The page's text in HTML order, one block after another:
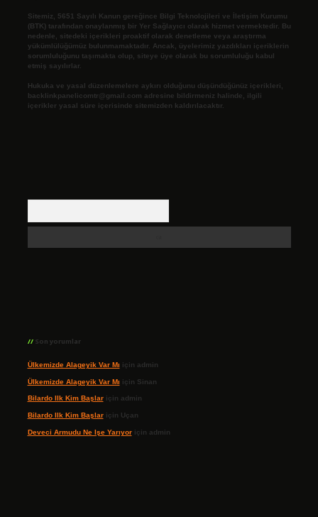
Sitemiz, 5651 Sayılı Kanun gereğince Bilgi Teknolojileri ve İletişim Kurumu
(BTK) tarafından onaylanmış bir Yer Sağlayıcı olarak hizmet vermektedir. Bu
nedenle, sitedeki içerikleri proaktif olarak denetleme veya araştırma
yükümlülüğümüz bulunmamaktadır. Ancak, üyelerimiz yazdıkları içeriklerin
sorumluluğunu taşımakta olup, siteye üye olarak bu sorumluluğu kabul
etmiş sayılırlar.
Hukuka ve yasal düzenlemelere aykırı olduğunu düşündüğünüz içerikleri,
backlinkpanelicomtr@gmail.com adresine bildirmeniz halinde, ilgili
içerikler yasal süre içerisinde sitemizden kaldırılacaktır.
Son yorumlar
Ülkemizde Alageyik Var Mı için admin
Ülkemizde Alageyik Var Mı için Sinan
Bilardo Ilk Kim Başlariçin admin
Bilardo Ilk Kim Başlariçin Uçan
Deveci Armudu Ne Işe Yarıyoriçin admin